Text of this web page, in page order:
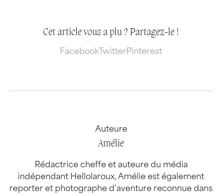
Cet article vous a plu ? Partagez-le !
Facebook TwitterPinterest
Auteure
Amélie
Rédactrice cheffe et auteure du média
indépendant Hellolaroux, Amélie est également
reporter et photographe d’aventure reconnue dans